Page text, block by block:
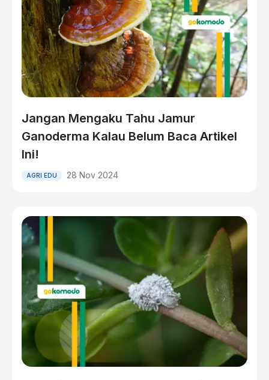
Jangan Mengaku Tahu Jamur
Ganoderma Kalau Belum Baca Artikel
Ini!
AGRI EDU 28 Nov 2024